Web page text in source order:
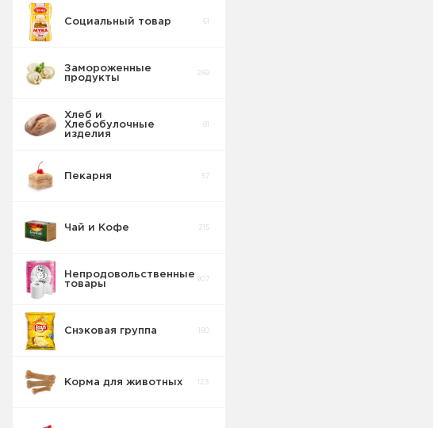
Социальный товар 61
Замороженные
продукты
269
Хлеб и
Хлебобулочные
изделия
81
Пекарня 57
Чай и Кофе 315
Непродовольственные
товары
907
Снэковая группа 190
Корма для животных 123